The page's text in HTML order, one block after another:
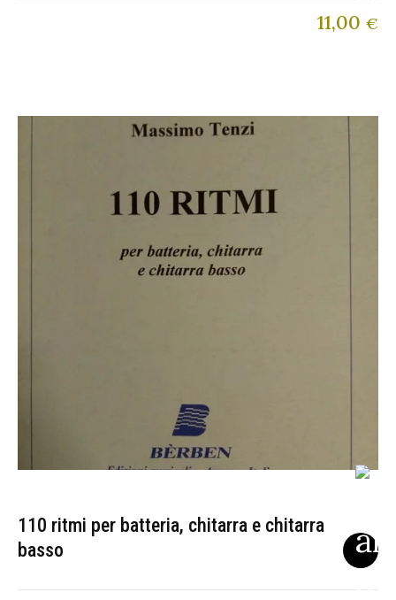
11,00 €
110 ritmi per batteria, chitarra e chitarra
basso